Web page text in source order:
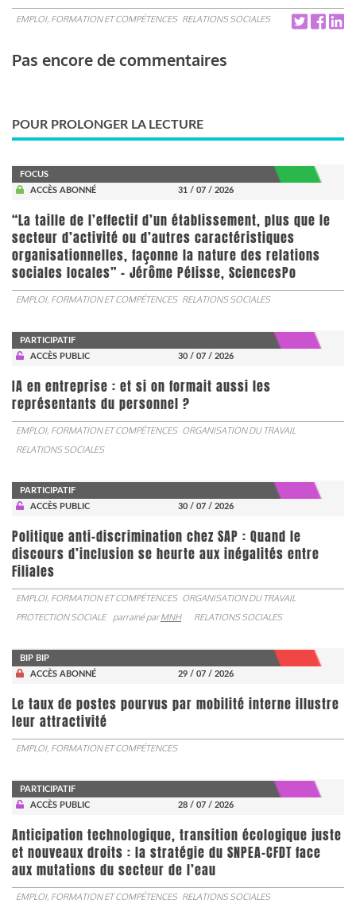
EMPLOI, FORMATION ET COMPÉTENCES RELATIONS SOCIALES
Pas encore de commentaires
POUR PROLONGER LA LECTURE
FOCUS
ACCÈS ABONNÉ
31 / 07 / 2026
“La taille de l’effectif d’un établissement, plus que le
secteur d’activité ou d’autres caractéristiques
organisationnelles, façonne la nature des relations
sociales locales” - Jérôme Pélisse, SciencesPo
EMPLOI, FORMATION ET COMPÉTENCES RELATIONS SOCIALES
PARTICIPATIF
ACCÈS PUBLIC
30 / 07 / 2026
IA en entreprise : et si on formait aussi les
représentants du personnel ?
EMPLOI, FORMATION ET COMPÉTENCES ORGANISATION DU TRAVAIL
RELATIONS SOCIALES
PARTICIPATIF
ACCÈS PUBLIC
30 / 07 / 2026
Politique anti-discrimination chez SAP : Quand le
discours d’inclusion se heurte aux inégalités entre
Filiales
EMPLOI, FORMATION ET COMPÉTENCES ORGANISATION DU TRAVAIL
PROTECTION SOCIALE
parrainé parMNH RELATIONS SOCIALES
BIP BIP
ACCÈS ABONNÉ
29 / 07 / 2026
Le taux de postes pourvus par mobilité interne illustre
leur attractivité
EMPLOI, FORMATION ET COMPÉTENCES
PARTICIPATIF
ACCÈS PUBLIC
28 / 07 / 2026
Anticipation technologique, transition écologique juste
et nouveaux droits : la stratégie du SNPEA-CFDT face
aux mutations du secteur de l’eau
EMPLOI, FORMATION ET COMPÉTENCES RELATIONS SOCIALES